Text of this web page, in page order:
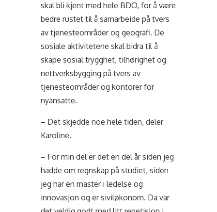
skal bli kjentmed hele BDO, for å være
bedre rustet til å samarbeide på tvers
av tjenesteområder og geografi. De
sosiale aktivitetene skal bidra til å
skape sosial trygghet, tilhørighet og
nettverksbygging på tvers av
tjenesteområder og kontorer for
nyansatte.
– Det skjedde noe hele tiden, deler
Karoline.
– For min del er det en del år siden jeg
hadde om regnskap på studiet, siden
jeg har en master i ledelse og
innovasjon og er siviløkonom. Da var